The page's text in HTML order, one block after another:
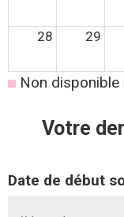
28 29
Non disponible
Votre
Date de début